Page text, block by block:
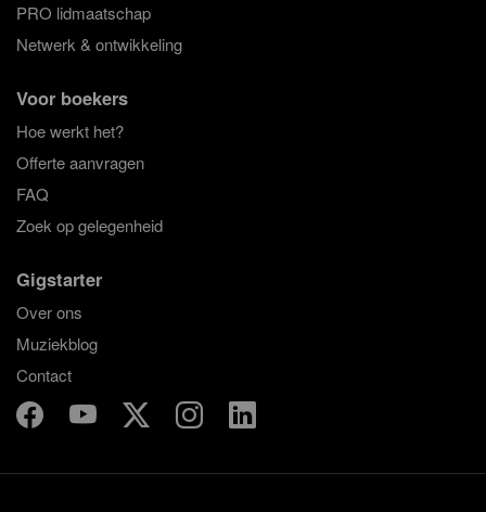
PRO lidmaatschap
Netwerk & ontwikkeling
Voor boekers
Hoe werkt het?
Offerte aanvragen
FAQ
Zoek op gelegenheid
Gigstarter
Over ons
Muziekblog
Contact